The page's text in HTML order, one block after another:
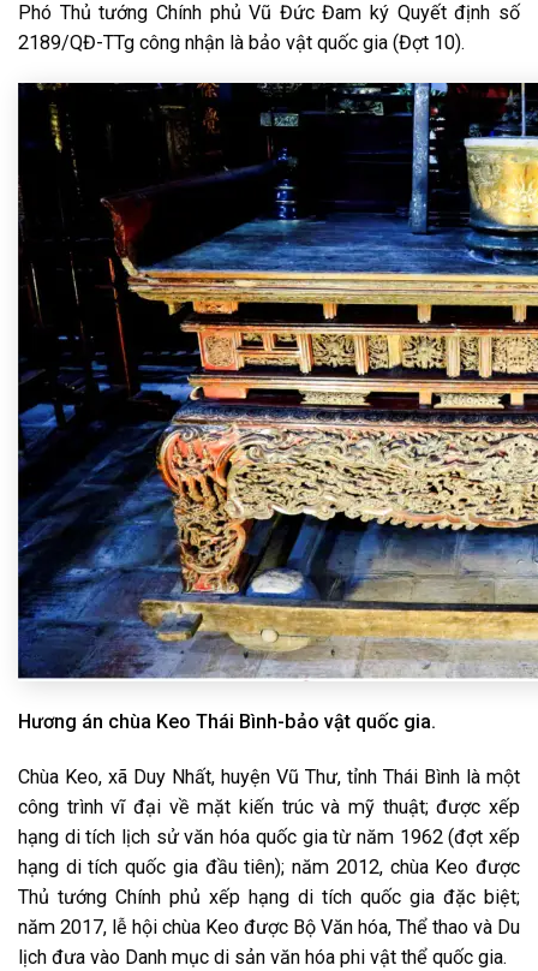
Phó Thủ tướng Chính phủ Vũ Đức Đam ký Quyết định số
2189/QĐ-TTg công nhận là bảo vật quốc gia (Đợt 10).
Hương án chùa Keo Thái Bình-bảo vật quốc gia.
Chùa Keo, xã Duy Nhất, huyện Vũ Thư, tỉnh Thái Bình là một
công trình vĩ đại về mặt kiến trúc và mỹ thuật; được xếp
hạng di tích lịch sử văn hóa quốc gia từ năm 1962 (đợt xếp
hạng di tích quốc gia đầu tiên); năm 2012, chùa Keo được
Thủ tướng Chính phủ xếp hạng di tích quốc gia đặc biệt;
năm 2017, lễ hội chùa Keo được Bộ Văn hóa, Thể thao và Du
lịch đưa vào Danh mục di sản văn hóa phi vật thể quốc gia.